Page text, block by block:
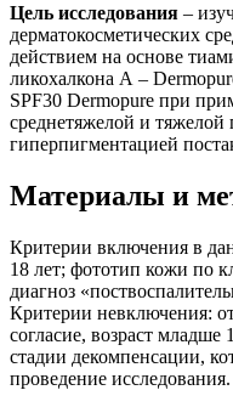
Цель исследования –
дерматокосметических
действием на основе
ликохалкона А –
SPF30 Dermopure при
среднетяжелой и тяжелой
гиперпигментацией
Материалы и
Критерии включения в
18 лет; фототип кожи по
диагноз
Критерии невключения:
согласие, возраст младше
стадии декомпенсации,
проведение исследования.